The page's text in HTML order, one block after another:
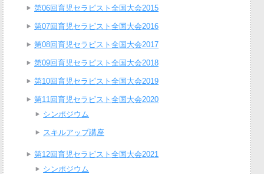
第06回育児セラピスト全国大会2015
第07回育児セラピスト全国大会2016
第08回育児セラピスト全国大会2017
第09回育児セラピスト全国大会2018
第10回育児セラピスト全国大会2019
第11回育児セラピスト全国大会2020
シンポジウム
スキルアップ講座
第12回育児セラピスト全国大会2021
シンポジウム